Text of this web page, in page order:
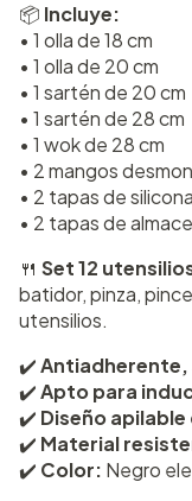
📦 Incluye:
• 1 olla de 18 cm
• 1 olla de 20 cm
• 1 sartén de 20 cm
• 1 sartén de 28 cm
• 1 wok de 28 cm
• 2 mangos
• 2 tapas de
• 2 tapas de
🍴 Set 12
batidor, pinza,
utensilios.
✔️Antiadherente,
✔️Apto para
✔️ Diseño
✔️ Material
✔️ Color: Negro